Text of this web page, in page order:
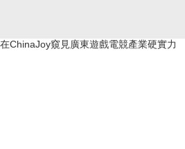
在ChinaJoy窺見廣東遊戲電競產業硬實力